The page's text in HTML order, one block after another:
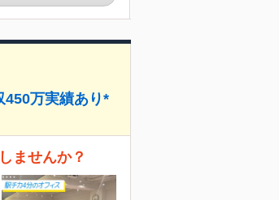
万実績あり*
ませんか？